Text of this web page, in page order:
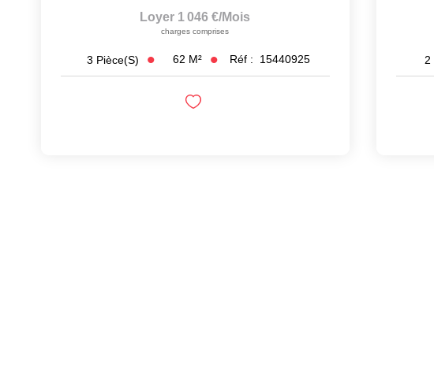
Loyer 1 046 €/mois
charges comprises
3 Pièce(s) 62 M² Réf : 15440925 2